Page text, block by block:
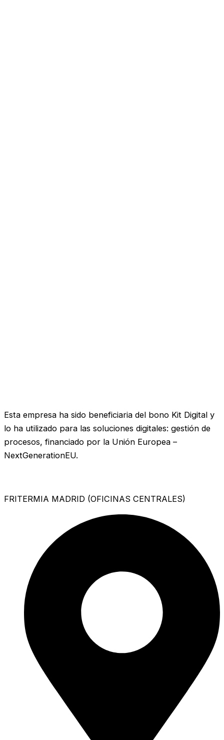
Esta empresa ha sido beneficiaria del bono Kit Digital y
lo ha utilizado para las soluciones digitales: gestión de
procesos, financiado por la Unión Europea –
NextGenerationEU.
FRITERMIA MADRID (OFICINAS CENTRALES)